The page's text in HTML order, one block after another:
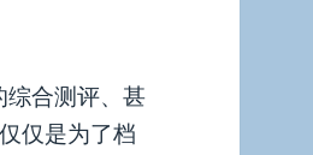
综合测评、甚
仅是为了档